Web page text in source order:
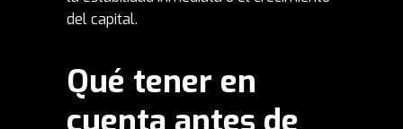
del capital.
Qué tener en
cuenta antes de